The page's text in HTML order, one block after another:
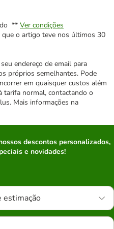
** Ver condições
o artigo teve nos últimos 30
endereço de email para
próprios semelhantes. Pode
em quaisquer custos além
tarifa normal, contactando o
Mais informações na
descontos personalizados,
e novidades!
estimação